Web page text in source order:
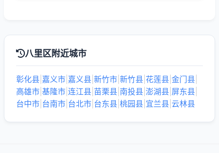
八里区附近城市
彰化县 嘉义市 嘉义县 新竹市 新竹县 花莲县 金门县
高雄市 基隆市 连江县 苗栗县 南投县 澎湖县 屏东县
台中市 台南市 台北市 台东县 桃园县 宜兰县 云林县